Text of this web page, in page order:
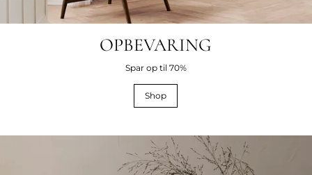
OPBEVARING
Spar op til 70%
Shop